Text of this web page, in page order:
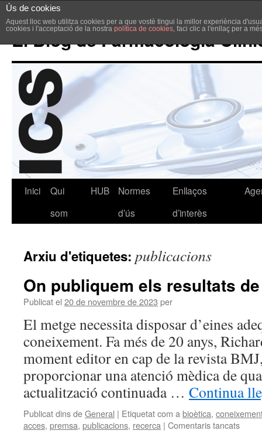
Ús de cookies
Aquest lloc web utilitza cookies per a que vostè tingui la millor experiència
cookies i l'acceptació de la nostra política de cookies, faci clic a l'enllaç per a
El Blog de Farmacologia
Inici
Qui
som
HUB
Normes
d’ús
Enllaços
d’interès
Arxiu d'etiquetes: publicacions
On publiquem els resultats
Publicat el 20 de novembre de 2023 per
El metge necessita disposar d’eines
coneixement. Fa més de 20 anys,
moment editor en cap de la revista
proporcionar una atenció mèdica de
actualització continuada … Continua
Publicat dins deGeneral | Etiquetat com a bioètica,
acces, premsa, publicacions, recerca | Comentaris tancats